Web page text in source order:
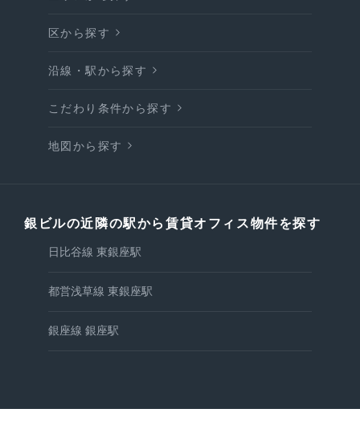
区から探す
沿線・駅から探す
こだわり条件から探す
地図から探す
銀ビルの近隣の駅から賃貸オフィス物件を探す
日比谷線 東銀座駅
都営浅草線 東銀座駅
銀座線 銀座駅